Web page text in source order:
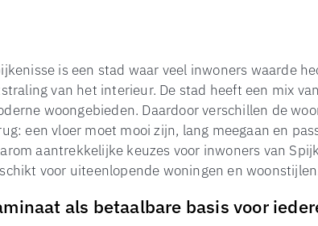
is een stad waar veel inwoners waarde
van het interieur. De stad heeft een mix
woongebieden. Daardoor verschillen de
een vloer moet mooi zijn, lang meegaan en
aantrekkelijke keuzes voor inwoners van
voor uiteenlopende woningen en
als betaalbare basis voor